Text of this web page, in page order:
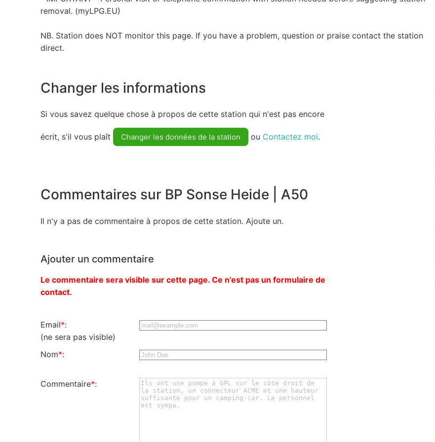
removal. (myLPG.EU)
NB. Station does NOT monitor this page. If you have a problem, question or praise contact the station
direct.
Changer les informations
Si vous savez quelque chose à propos de cette station qui n'est pas encore
écrit, s'il vous plaît Changer les données de la station ou Contactez moi.
Commentaires sur BP Sonse Heide | A50
Il n'y a pas de commentaire à propos de cette station. Ajoute un.
Ajouter un commentaire
Le commentaire sera visible sur cette page. Ce n'est pas un formulaire de
contact.
Email*:
(ne sera pas visible)
Nom*:
Commentaire*: